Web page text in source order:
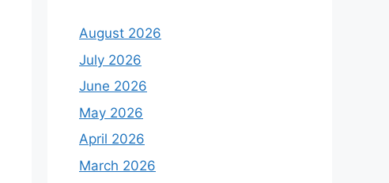
August 2026
July 2026
June 2026
May 2026
April 2026
March 2026